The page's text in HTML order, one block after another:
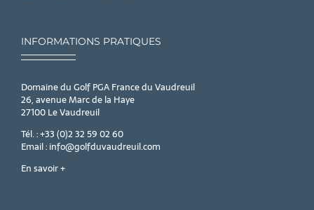
INFORMATIONS PRATIQUES
Domaine du Golf PGA France du Vaudreuil
26, avenue Marc de la Haye
27100 Le Vaudreuil
Tél. : +33 (0)2 32 59 02 60
Email : info@golfduvaudreuil.com
En savoir +